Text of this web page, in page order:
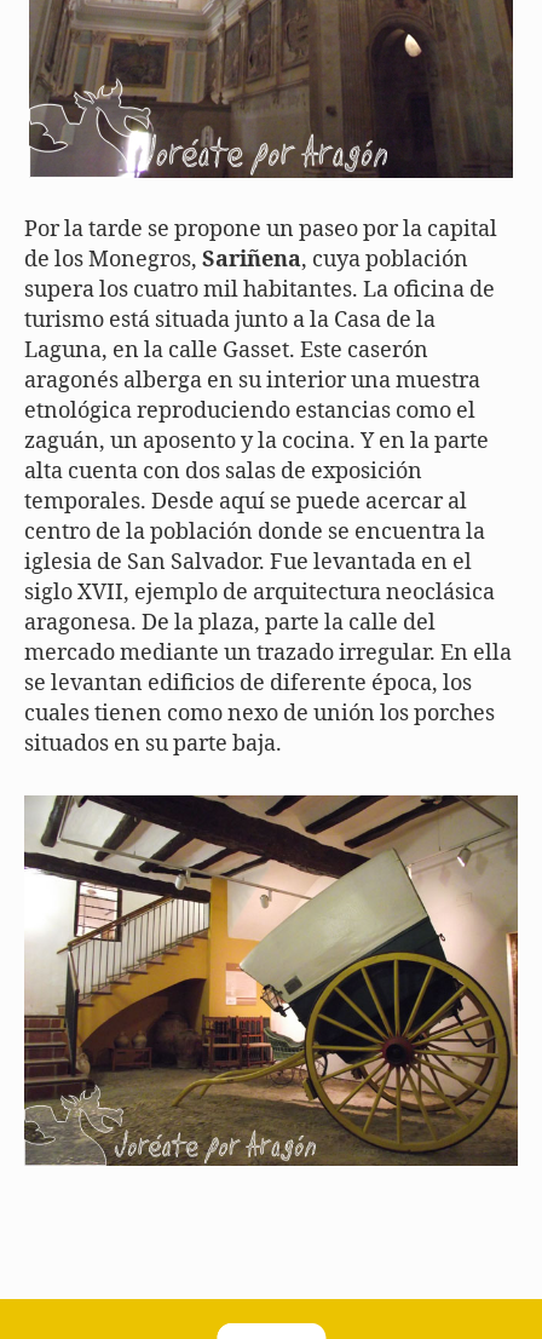
Por la tarde se propone un paseo por la capital
de los Monegros, Sariñena, cuya población
supera los cuatro mil habitantes. La oficina de
turismo está situada junto a la Casa de la
Laguna, en la calle Gasset. Este caserón
aragonés alberga en su interior una muestra
etnológica reproduciendo estancias como el
zaguán, un aposento y la cocina. Y en la parte
alta cuenta con dos salas de exposición
temporales. Desde aquí se puede acercar al
centro de la población donde se encuentra la
iglesia de San Salvador. Fue levantada en el
siglo XVII, ejemplo de arquitectura neoclásica
aragonesa. De la plaza, parte la calle del
mercado mediante un trazado irregular. En ella
se levantan edificios de diferente época, los
cuales tienen como nexo de unión los porches
situados en su parte baja.